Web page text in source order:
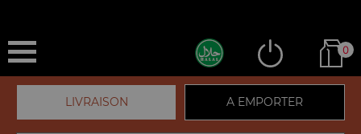
0
LIVRAISON A EMPORTER